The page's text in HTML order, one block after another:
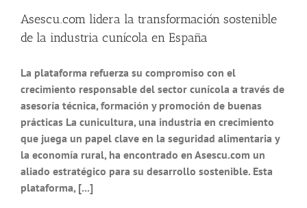
Asescu.com lidera la transformación sostenible
de la industria cunícola en España
La plataforma refuerza su compromiso con el
crecimiento responsable del sector cunícola a través de
asesoría técnica, formación y promoción de buenas
prácticas La cunicultura, una industria en crecimiento
que juega un papel clave en la seguridad alimentaria y
la economía rural, ha encontrado en Asescu.com un
aliado estratégico para su desarrollo sostenible. Esta
plataforma, [...]